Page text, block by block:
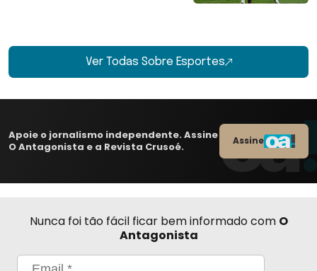
Ver Todas Sobre Esportes
Apoie o jornalismo independente. Assine
O Antagonista e a Revista Crusoé.
Assine
Nunca foi tão fácil ficar bem informado com O
Antagonista